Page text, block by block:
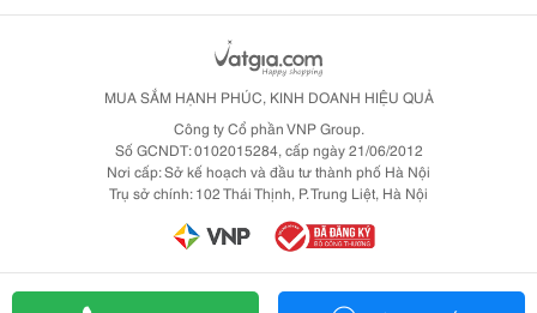
MUA SẮM HẠNH PHÚC, KINH DOANH HIỆU QUẢ
Công ty Cổ phần VNP Group.
Số GCNDT: 0102015284, cấp ngày 21/06/2012
Nơi cấp: Sở kế hoạch và đầu tư thành phố Hà Nội
Trụ sở chính: 102 Thái Thịnh, P. Trung Liệt, Hà Nội